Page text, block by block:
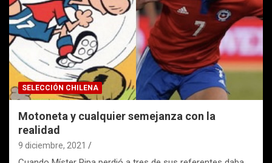
SELECCIÓN CHILENA
Motoneta y cualquier semejanza con la
realidad
9 diciembre, 2021